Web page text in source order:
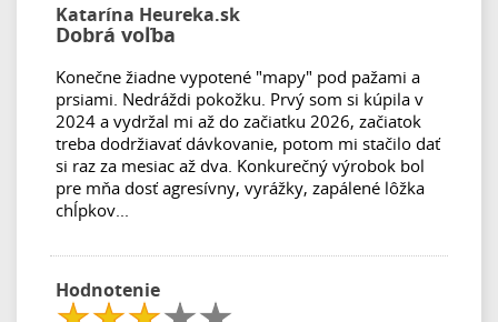
Katarína Heureka.sk
Dobrá voľba
Konečne žiadne vypotené "mapy" pod pažami a
prsiami. Nedráždi pokožku. Prvý som si kúpila v
2024 a vydržal mi až do začiatku 2026, začiatok
treba dodržiavať dávkovanie, potom mi stačilo dať
si raz za mesiac až dva. Konkurečný výrobok bol
pre mňa dosť agresívny, vyrážky, zapálené lôžka
chĺpkov...
Hodnotenie